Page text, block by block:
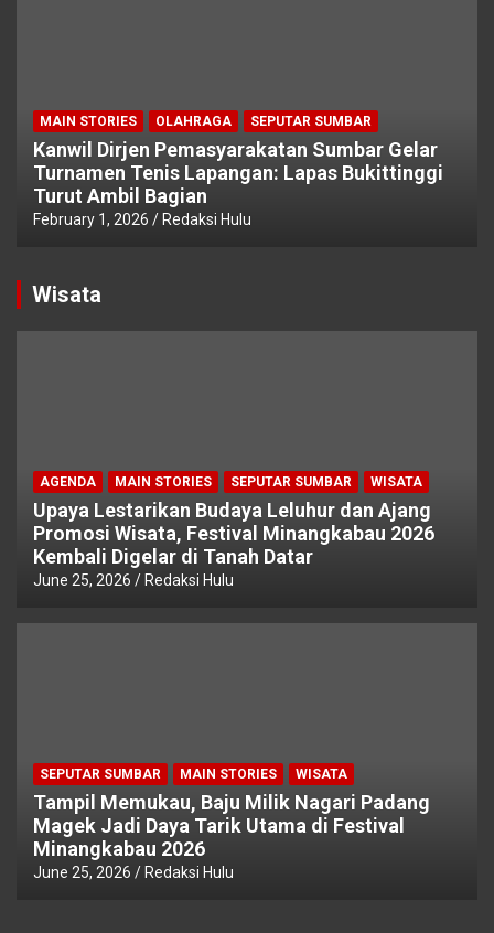
MAIN STORIES OLAHRAGA SEPUTAR SUMBAR
Kanwil Dirjen Pemasyarakatan Sumbar Gelar
Turnamen Tenis Lapangan: Lapas Bukittinggi
Turut Ambil Bagian
February 1, 2026 Redaksi Hulu
Wisata
AGENDA MAIN STORIES SEPUTAR SUMBAR WISATA
Upaya Lestarikan Budaya Leluhur dan Ajang
Promosi Wisata, Festival Minangkabau 2026
Kembali Digelar di Tanah Datar
June 25, 2026 Redaksi Hulu
SEPUTAR SUMBAR MAIN STORIES WISATA
Tampil Memukau, Baju Milik Nagari Padang
Magek Jadi Daya Tarik Utama di Festival
Minangkabau 2026
June 25, 2026 Redaksi Hulu